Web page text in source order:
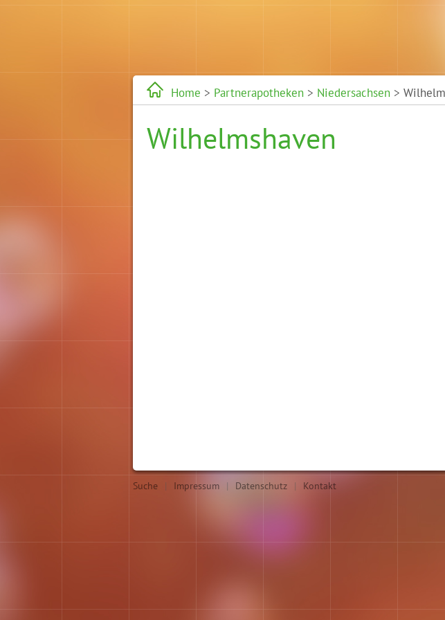
Home > Partnerapotheken > Niedersachsen >
Wilhelmshaven
Suche | Impressum | Datenschutz | Kontakt